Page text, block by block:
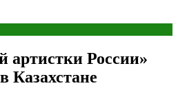
артистки России»
Казахстане